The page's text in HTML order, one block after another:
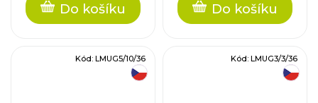
Do košíku Do košíku
Kód: LMUG5/10/36 Kód: LMUG3/3/36